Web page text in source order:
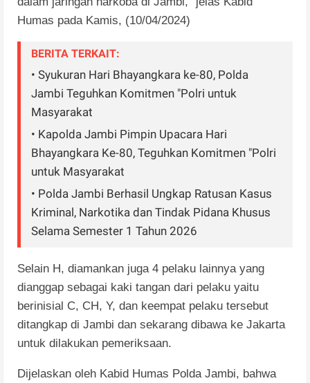
Humas pada Kamis, (10/04/2024)
BERITA TERKAIT:
• Syukuran Hari Bhayangkara ke-80, Polda
Jambi Teguhkan Komitmen "Polri untuk
Masyarakat
• Kapolda Jambi Pimpin Upacara Hari
Bhayangkara Ke-80, Teguhkan Komitmen "Polri
untuk Masyarakat
• Polda Jambi Berhasil Ungkap Ratusan Kasus
Kriminal, Narkotika dan Tindak Pidana Khusus
Selama Semester 1 Tahun 2026
Selain H, diamankan juga 4 pelaku lainnya yang
dianggap sebagai kaki tangan dari pelaku yaitu
berinisial C, CH, Y, dan keempat pelaku tersebut
ditangkap di Jambi dan sekarang dibawa ke Jakarta
untuk dilakukan pemeriksaan.
Dijelaskan oleh Kabid Humas Polda Jambi, bahwa